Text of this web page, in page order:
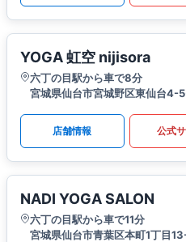
YOGA 虹空 nijisora
六丁の目駅から車で8分
宮城県仙台市宮城野区東仙台4-
店舗情報 公式
NADI YOGA SALON
六丁の目駅から車で11分
宮城県仙台市青葉区本町1丁目